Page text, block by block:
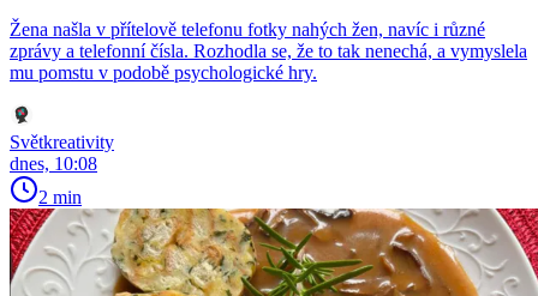
Žena našla v přítelově telefonu fotky nahých žen, navíc i různé
zprávy a telefonní čísla. Rozhodla se, že to tak nenechá, a vymyslela
mu pomstu v podobě psychologické hry.
Světkreativity
dnes, 10:08
2 min